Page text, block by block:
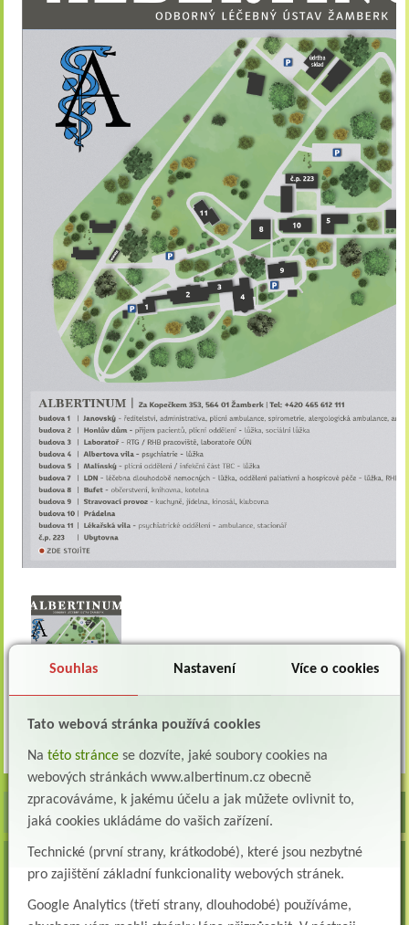
VOLNÁ MÍSTA
Albertinum, odborný léčebný ústav, Žamberk přijme do pracovního poměru: Lékaře na
Souhlas Nastavení Více o cookies
Tato webová stránka používá cookies
Na této stránce se dozvíte, jaké soubory cookies na
webových stránkách www.albertinum.cz obecně
zpracováváme, k jakému účelu a jak můžete ovlivnit to,
jaká cookies ukládáme do vašich zařízení.
Technické (první strany, krátkodobé), které jsou nezbytné
pro zajištění základní funkcionality webových stránek.
Google Analytics (třetí strany, dlouhodobé) používáme,